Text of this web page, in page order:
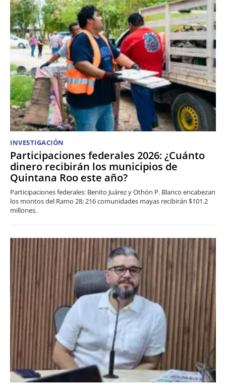
INVESTIGACIÓN
Participaciones federales 2026: ¿Cuánto
dinero recibirán los municipios de
Quintana Roo este año?
Participaciones federales: Benito Juárez y Othón P. Blanco encabezan
los montos del Ramo 28; 216 comunidades mayas recibirán $101.2
millones.